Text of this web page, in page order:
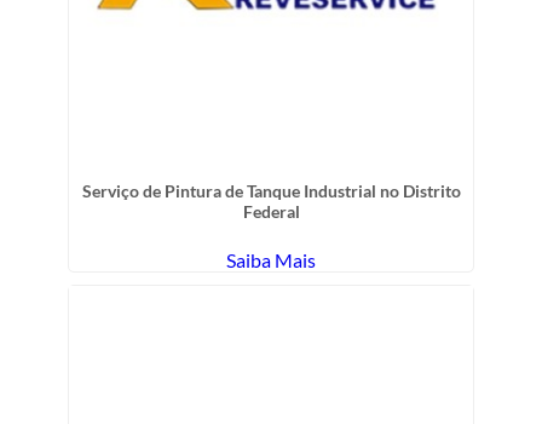
Serviço de Pintura de Tanque Industrial no Distrito
Federal
Saiba Mais